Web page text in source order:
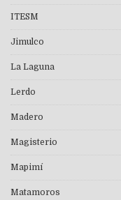
ITESM
Jimulco
La Laguna
Lerdo
Madero
Magisterio
Mapimí
Matamoros